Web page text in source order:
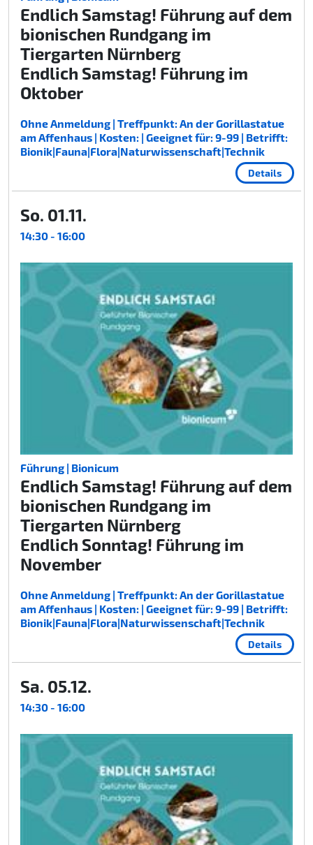
Endlich Samstag! Führung auf dem
bionischen Rundgang im
Tiergarten Nürnberg
Endlich Samstag! Führung im
Oktober
Ohne Anmeldung | Treffpunkt: An der Gorillastatue
am Affenhaus | Kosten: | Geeignet für: 9-99 | Betrifft:
Bionik|Fauna|Flora|Naturwissenschaft|Technik
Details
So. 01.11.
14:30 - 16:00
Führung | Bionicum
Endlich Samstag! Führung auf dem
bionischen Rundgang im
Tiergarten Nürnberg
Endlich Sonntag! Führung im
November
Ohne Anmeldung | Treffpunkt: An der Gorillastatue
am Affenhaus | Kosten: | Geeignet für: 9-99 | Betrifft:
Bionik|Fauna|Flora|Naturwissenschaft|Technik
Details
Sa. 05.12.
14:30 - 16:00